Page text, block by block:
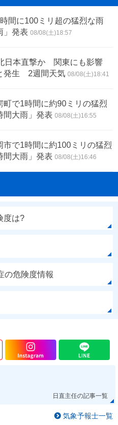
時間に100ミリ超の猛烈な雨
」発表 08/08(土)18:57
日本直撃か 関東にも影響
発生 2週間天気 08/08(土)18:41
町で1時間に約90ミリの猛烈
大雨」発表 08/08(土)16:55
市で1時間に約100ミリの猛烈
大雨」発表 08/08(土)16:46
度は?
の危険度情報
日直主任の記事一覧
気象予報士一覧